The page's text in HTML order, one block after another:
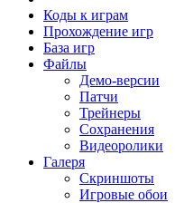
Коды к играм
Прохождение игр
База игр
Файлы
Демо-версии
Патчи
Трейнеры
Сохранения
Видеоролики
Галеря
Скриншоты
Игровые обои